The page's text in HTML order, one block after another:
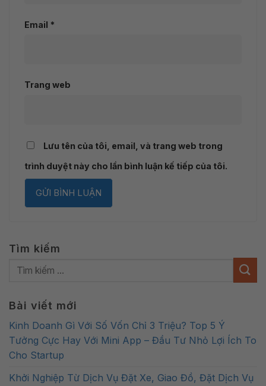
Email *
Trang web
Lưu tên của tôi, email, và trang web trong
trình duyệt này cho lần bình luận kế tiếp của tôi.
Tìm kiếm
Bài viết mới
Kinh Doanh Gì Với Số Vốn Chỉ 3 Triệu? Top 5 Ý
Tưởng Cực Hay Với Mini App – Đầu Tư Nhỏ Lợi Ích To
Cho Startup
Khởi Nghiệp Từ Dịch Vụ Đặt Xe, Giao Đồ, Đặt Dịch Vụ